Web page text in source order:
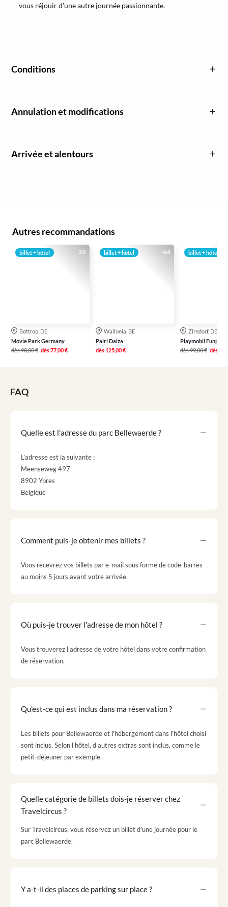
vous réjouir d'une autre journée passionnante.
Conditions
Annulation et modifications
Arrivée et alentours
Autres recommandations
3.0
billet + hôtel
Bottrop, DE
Movie Park Germany
dès98,00 € dès77,00 €
4.4
billet + hôtel
Wallonia, BE
Pairi Daiza
dès 125,00 €
billet + hôtel
Zirndorf, DE
Playmobil Funpark
dès99,00 € dès
FAQ
Quelle est l'adresse du parc Bellewaerde ?
L'adresse est la suivante :
Meenseweg 497
8902 Ypres
Belgique
Comment puis-je obtenir mes billets ?
Vous recevrez vos billets par e-mail sous forme de code-barres
au moins 5 jours avant votre arrivée.
Où puis-je trouver l'adresse de mon hôtel ?
Vous trouverez l'adresse de votre hôtel dans votre confirmation
de réservation.
Qu'est-ce qui est inclus dans ma réservation ?
Les billets pour Bellewaerde et l'hébergement dans l'hôtel choisi
sont inclus. Selon l'hôtel, d'autres extras sont inclus, comme le
petit-déjeuner par exemple.
Quelle catégorie de billets dois-je réserver chez
Travelcircus ?
Sur Travelcircus, vous réservez un billet d'une journée pour le
parc Bellewaerde.
Y a-t-il des places de parking sur place ?